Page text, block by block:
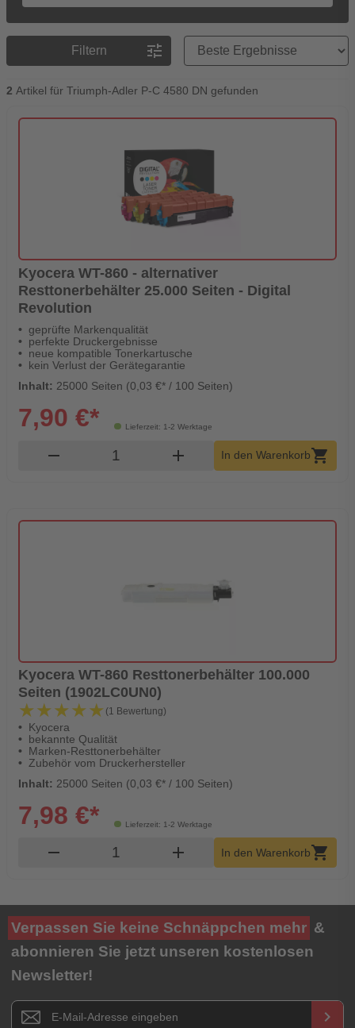
Filtern tune
Preisreihenfolge
2 Artikel für Triumph-Adler P-C 4580 DN gefunden
Kyocera WT-860 - alternativer
Resttonerbehälter 25.000 Seiten - Digital
Revolution
geprüfte Markenqualität
perfekte Druckergebnisse
neue kompatible Tonerkartusche
kein Verlust der Gerätegarantie
Inhalt: 25000 Seiten (0,03 €* / 100 Seiten)
Lieferzeit: 1-2 Werktage
7,90 €*
remove Produkt Warenkorb Menge
add In den Warenkorbshopping_cart
Kyocera WT-860 Resttonerbehälter 100.000
Seiten (1902LC0UN0)
★★★★★
★★★★★ (1 Bewertung)
Kyocera
bekannte Qualität
Marken-Resttonerbehälter
Zubehör vom Druckerhersteller
Inhalt: 25000 Seiten (0,03 €* / 100 Seiten)
Lieferzeit: 1-2 Werktage
7,98 €*
remove Produkt Warenkorb Menge
add In den Warenkorbshopping_cart
Verpassen Sie keine Schnäppchen mehr &
abonnieren Sie jetzt unseren kostenlosen
Newsletter!
Newsletter E-Mail Adresse keyboard_arrow_right